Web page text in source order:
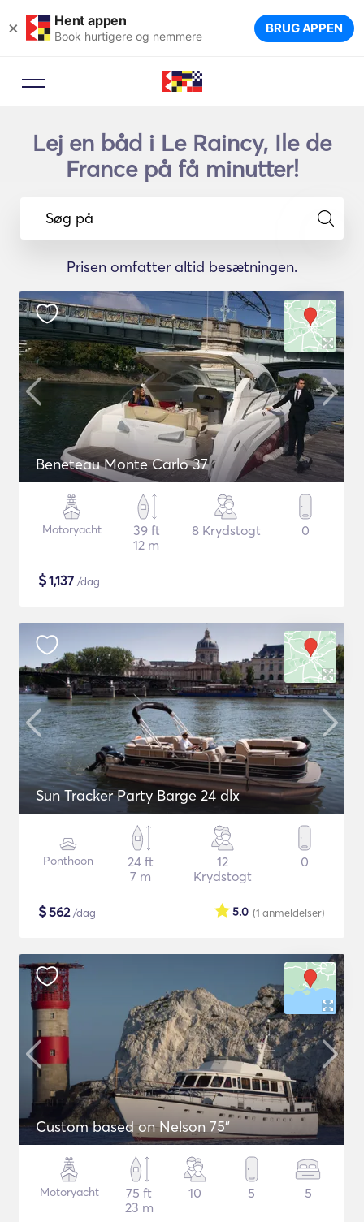
× Hent appen
Book hurtigere og nemmere BRUG APPEN
Lej en båd i Le Raincy, Ile de
France på få minutter!
Søg på
Prisen omfatter altid besætningen.
Beneteau Monte Carlo 37
Motoryacht
39 ft
12 m
8 Krydstogt 0
$1,137 /dag
Sun Tracker Party Barge 24 dlx
Ponthoon
24 ft
7 m
12
Krydstogt
0
$562/dag (1 anmeldelser)
5.0
Custom based on Nelson 75"
Motoryacht
75 ft
23 m
10 5 5